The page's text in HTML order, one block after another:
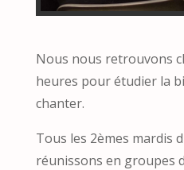
Nous nous retrouvons
heures pour étudier la
chanter.
Tous les 2èmes mardis
réunissons en groupes